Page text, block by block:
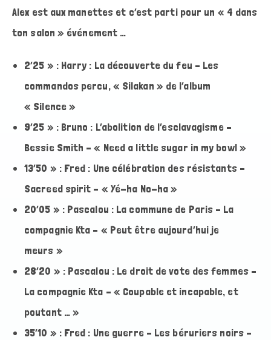
Alex est aux manettes et c’est parti pour un « 4 dans
ton salon » événement …
2’25 » : Harry : La découverte du feu – Les
commandos percu, « Silakan » de l’album
« Silence »
9’25 » : Bruno : L’abolition de l’esclavagisme –
Bessie Smith – « Need a little sugar in my bowl »
13’50 » : Fred : Une célébration des résistants –
Sacreed spirit – « Yé-ha No-ha »
20’05 » : Pascalou : La commune de Paris – La
compagnie Kta – « Peut être aujourd’hui je
meurs »
28’20 » : Pascalou : Le droit de vote des femmes –
La compagnie Kta – « Coupable et incapable, et
poutant … »
35’10 » : Fred : Une guerre – Les béruriers noirs –